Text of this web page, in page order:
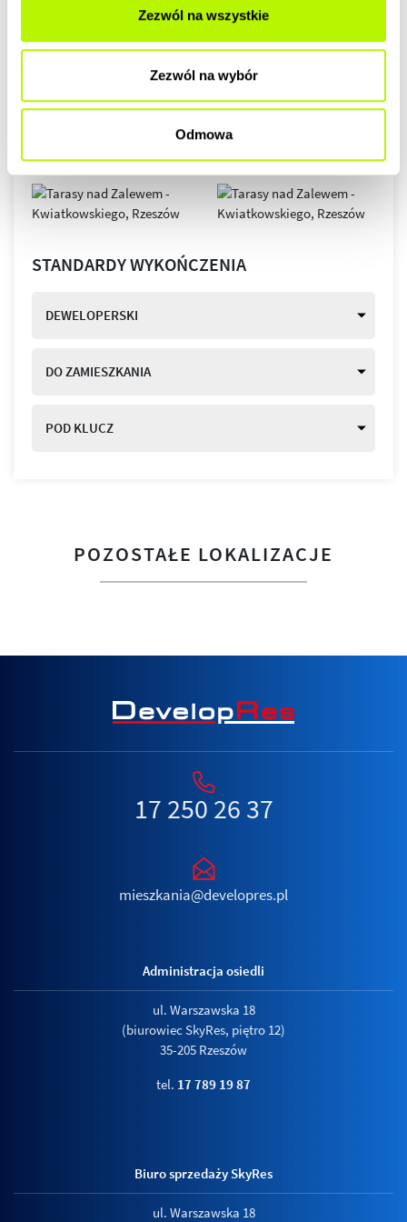
Zezwól na wszystkie
Zezwól na wybór
Odmowa
STANDARDY WYKOŃCZENIA
DEWELOPERSKI
DO ZAMIESZKANIA
POD KLUCZ
POZOSTAŁE LOKALIZACJE
17 250 26 37
mieszkania@developres.pl
Administracja osiedli
ul. Warszawska 18
(biurowiec SkyRes, piętro 12)
35-205 Rzeszów
tel. 17 789 19 87
Biuro sprzedaży SkyRes
ul. Warszawska 18